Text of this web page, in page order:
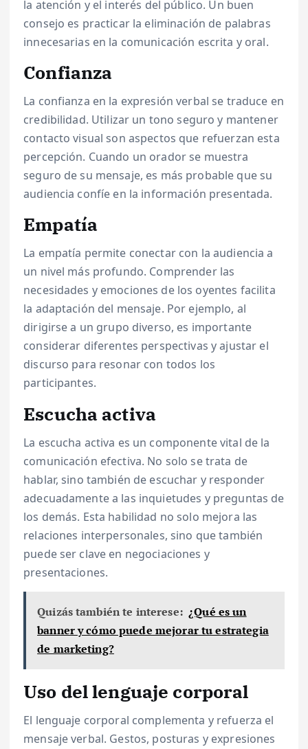
la atención y el interés del público. Un buen
consejo es practicar la eliminación de palabras
innecesarias en la comunicación escrita y oral.
Confianza
La confianza en la expresión verbal se traduce en
credibilidad. Utilizar un tono seguro y mantener
contacto visual son aspectos que refuerzan esta
percepción. Cuando un orador se muestra
seguro de su mensaje, es más probable que su
audiencia confíe en la información presentada.
Empatía
La empatía permite conectar con la audiencia a
un nivel más profundo. Comprender las
necesidades y emociones de los oyentes facilita
la adaptación del mensaje. Por ejemplo, al
dirigirse a un grupo diverso, es importante
considerar diferentes perspectivas y ajustar el
discurso para resonar con todos los
participantes.
Escucha activa
La escucha activa es un componente vital de la
comunicación efectiva. No solo se trata de
hablar, sino también de escuchar y responder
adecuadamente a las inquietudes y preguntas de
los demás. Esta habilidad no solo mejora las
relaciones interpersonales, sino que también
puede ser clave en negociaciones y
presentaciones.
Quizás también te interese: ¿Qué es un
banner y cómo puede mejorar tu estrategia
de marketing?
Uso del lenguaje corporal
El lenguaje corporal complementa y refuerza el
mensaje verbal. Gestos, posturas y expresiones